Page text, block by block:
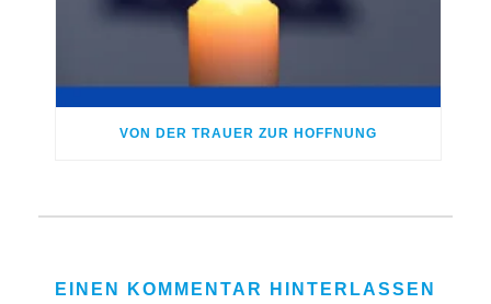
VON DER TRAUER ZUR HOFFNUNG
EINEN KOMMENTAR HINTERLASSEN